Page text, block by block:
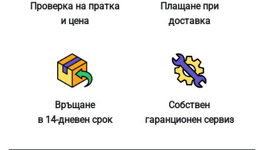
Проверка на пратка
и цена
Плащане при
доставка
Връщане
в 14-дневен срок
Собствен
гаранционен сервиз